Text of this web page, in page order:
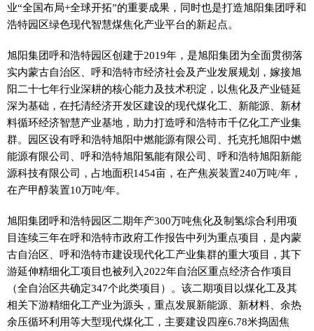
业“全国布局+全球开拓”的重要成果，同时也是打造旭阳集团呼和
浩特园区绿色现代智慧煤焦化产业平台的新起点。
旭阳集团呼和浩特园区创建于2019年，是旭阳集团为全面贯彻落
实内蒙古自治区、呼和浩特市经济社会及产业发展规划，嫁接旭
阳二十七年行业深耕的核心能力及技术积淀，以焦化及产业链延
深为基础，在托清经济开发区建设的现代煤化工、新能源、新材
料循环经济智慧产业基地，助力打造呼和浩特市千亿化工产业集
群。园区设有呼和浩特旭阳中燃能源有限公司、托克托旭阳中燃
能源有限公司、呼和浩特旭阳氢能有限公司、呼和浩特旭阳新能
源科技有限公司，占地面积1454亩，在产焦炭装置240万吨/年，
在产甲醇装置10万吨/年。
旭阳集团呼和浩特园区二期年产300万吨焦化及制氢综合利用项
目连续三年在呼和浩特市政府工作报告中列为重点项目，是内蒙
古自治区、呼和浩特市建设现代化工产业集群的重大项目，其下
游延伸精细化工项目也被列入2022年自治区重点经济合作项目
（全自治区共确定347个此类项目）。该二期项目以煤化工及其
相关下游精细化工产业为源头，重点发展新能源、新材料、余热
余压循环利用等大型现代煤化工，主要建设四座6.78米捣固焦